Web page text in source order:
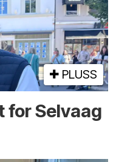
PLUSS
Selvaag